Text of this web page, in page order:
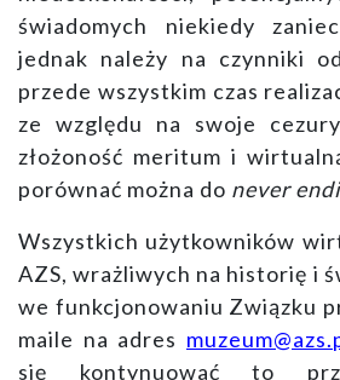
świadomych niekiedy
jednak należy na czynniki
przede wszystkim czas
ze względu na swoje
złożoność meritum i
porównać można do never
Wszystkich użytkowników
AZS, wrażliwych na historię i
we funkcjonowaniu Związku
maile na adres
się kontynuować to